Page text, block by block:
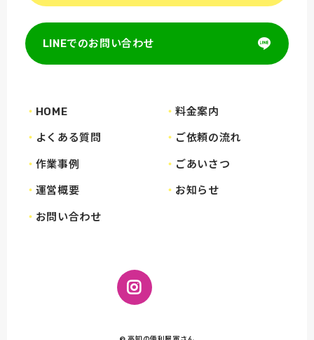
LINEでのお問い合わせ
HOME 料金案内
よくある質問 ご依頼の流れ
作業事例 ごあいさつ
運営概要 お知らせ
お問い合わせ